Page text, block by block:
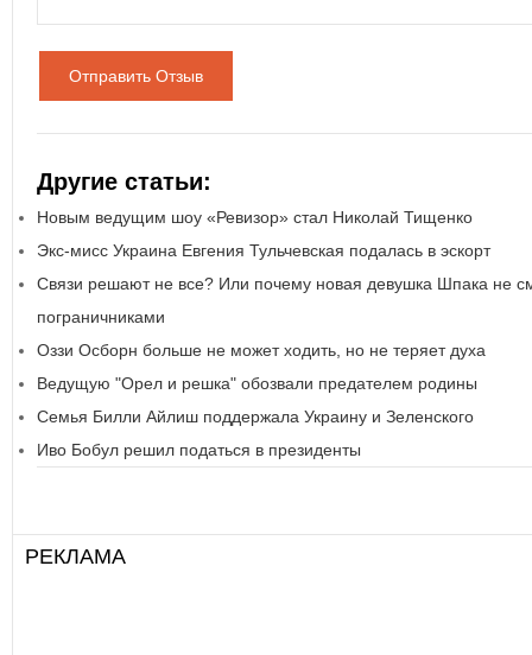
Отправить Отзыв
Другие статьи:
Новым ведущим шоу «Ревизор» стал Николай Тищенко
Экс-мисс Украина Евгения Тульчевская подалась в эскорт
Связи решают не все? Или почему новая девушка Шпака не
пограничниками
Оззи Осборн больше не может ходить, но не теряет духа
Ведущую "Орел и решка" обозвали предателем родины
Семья Билли Айлиш поддержала Украину и Зеленского
Иво Бобул решил податься в президенты
РЕКЛАМА